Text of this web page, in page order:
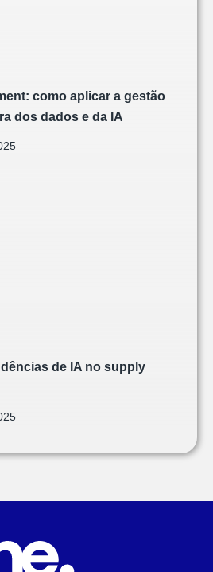
como aplicar a gestão
dos dados e da IA
de IA no supply